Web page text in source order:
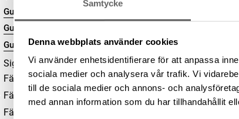
Samtycke
Denna webbplats använder cookies
Vi använder enhetsidentifierare för att anpassa
sociala medier och analysera vår trafik. Vi
till de sociala medier och annons- och
med annan information som du har tillhandahållit
Gustaf V av Sverige (Förmedlare)
Gustaf V av Sverige
Gustaf V av Sverige
Signatur/Påskrift: Sy & Wagner
Färg: Svart
Färg: Vit
Färg: Rödlila